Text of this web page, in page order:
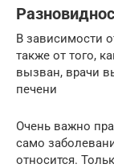
В зависимости
также от того,
вызван, врачи
печени
Очень важно
само
относится.